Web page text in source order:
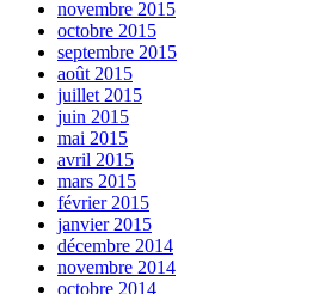
novembre 2015
octobre 2015
septembre 2015
août 2015
juillet 2015
juin 2015
mai 2015
avril 2015
mars 2015
février 2015
janvier 2015
décembre 2014
novembre 2014
octobre 2014